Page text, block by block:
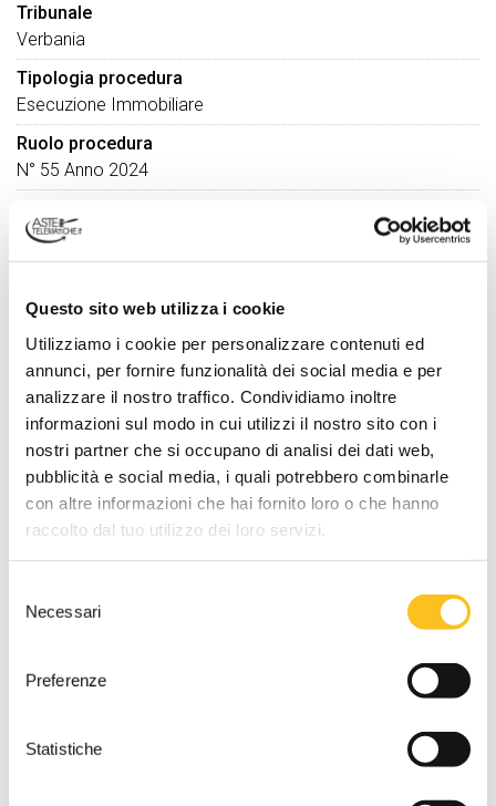
Questo sito web utilizza i cookie
Utilizziamo i cookie per personalizzare contenuti ed
annunci, per fornire funzionalità dei social media e per
analizzare il nostro traffico. Condividiamo inoltre
informazioni sul modo in cui utilizzi il nostro sito con i
nostri partner che si occupano di analisi dei dati web,
pubblicità e social media, i quali potrebbero combinarle
con altre informazioni che hai fornito loro o che hanno
raccolto dal tuo utilizzo dei loro servizi.
delNecessari
Preferenze
Statistiche
Tribunale
Verbania
Tipologia procedura
Esecuzione Immobiliare
Ruolo procedura
N° 55 Anno 2024
5
Diritto di piena proprietà di autorimessa in lamiera metallica.
DATI VENDITA
Referente vendita
Dott. Caterina Sinico
Tipo di vendita
Asincrona
Termine presentazione offerte
22/06/2026 12:00:00
Qualora vengano effettuate offerte negli ultimi
minuti di
prolungamenti. Ciascun prolungamento inizierà dall'orario di
Cauzione